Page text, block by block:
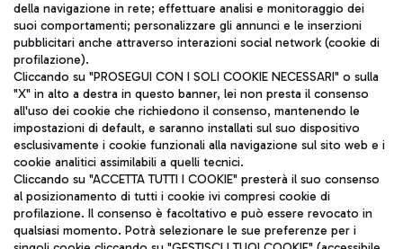
ITA
Aeroporti di Roma S.p.A. - Società soggetta a direzione e
coordinamento di Mundys S.p.A.
Codice fiscale e Registro delle Imprese di Roma 13032990155 P.
IVA 06572251004
Capitale sociale 62.224.743,00 int. vers.
della navigazione in rete; effettuare analisi e monitoraggio dei
suoi comportamenti; personalizzare gli annunci e le inserzioni
pubblicitari anche attraverso interazioni social network (cookie di
profilazione).
Cliccando su "PROSEGUI CON I SOLI COOKIE NECESSARI" o sulla
"X" in alto a destra in questo banner, lei non presta il consenso
all'uso dei cookie che richiedono il consenso, mantenendo le
impostazioni di default, e saranno installati sul suo dispositivo
esclusivamente i cookie funzionali alla navigazione sul sito web e i
cookie analitici assimilabili a quelli tecnici.
Cliccando su "ACCETTA TUTTI I COOKIE" presterà il suo consenso
al posizionamento di tutti i cookie ivi compresi cookie di
profilazione. Il consenso è facoltativo e può essere revocato in
qualsiasi momento. Potrà selezionare le sue preferenze per i